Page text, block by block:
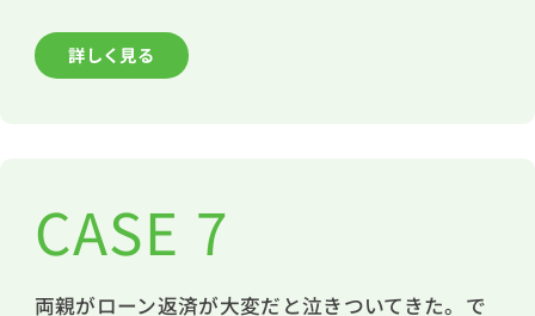
詳しく見る
CASE 7
両親がローン返済が大変だと泣きついてきた。で